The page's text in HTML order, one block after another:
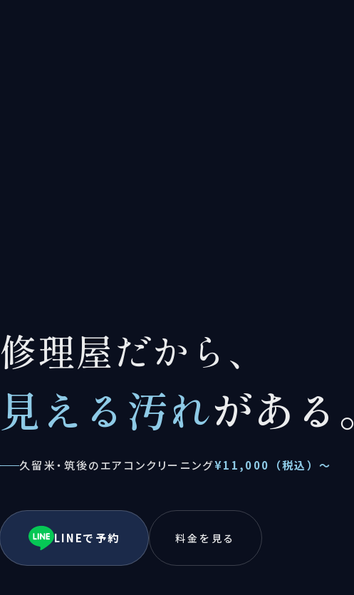
修理屋だから、
見える汚れがある。
久留米・筑後のエアコンクリーニング¥11,000（税込）〜
LINEで予約 料金を見る